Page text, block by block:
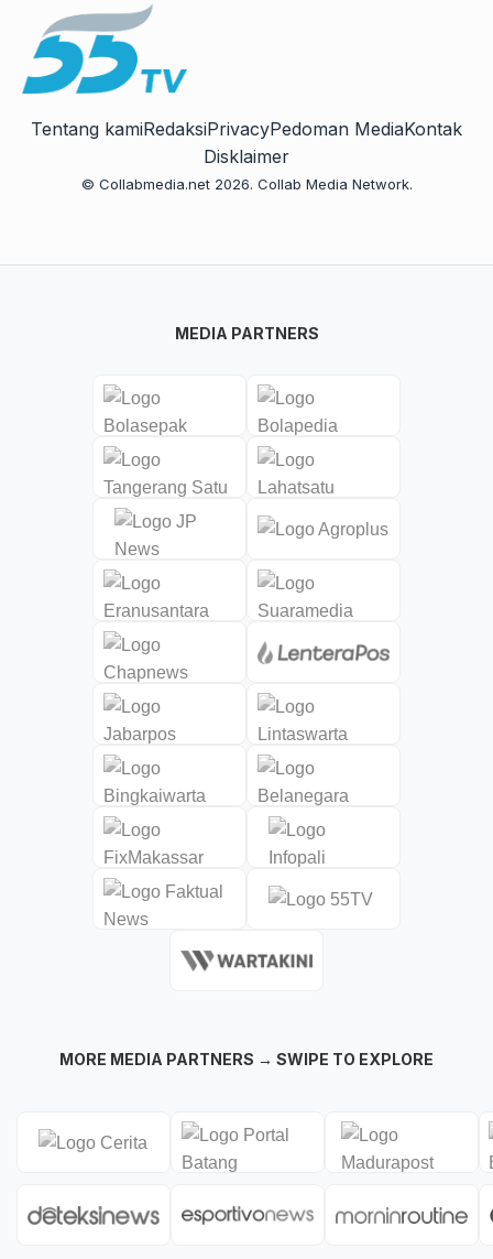
Tentang kamiRedaksiPrivacyPedoman MediaKontak
Disklaimer
© Collabmedia.net 2026. Collab Media Network.
MEDIA PARTNERS
MORE MEDIA PARTNERS → SWIPE TO EXPLORE